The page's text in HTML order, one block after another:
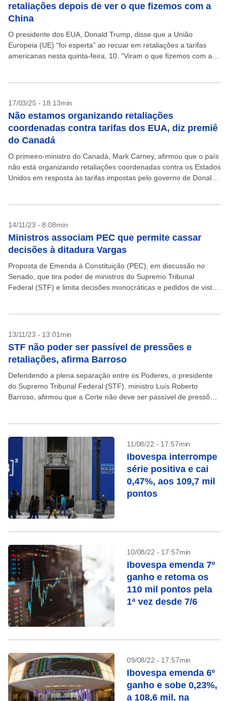
retaliações depois de ver o que fizemos com a
China
O presidente dos EUA, Donald Trump, disse que a União
Europeia (UE) “foi esperta” ao recuar em retaliações a tarifas
americanas nesta quinta-feira, 10. “Viram o que fizemos com a
17/03/25 - 18:13min
Não estamos organizando retaliações
coordenadas contra tarifas dos EUA, diz premiê
do Canadá
O primeiro-ministro do Canadá, Mark Carney, afirmou que o país
não está organizando retaliações coordenadas contra os Estados
Unidos em resposta às tarifas impostas pelo governo de Donald
14/11/23 - 8:08min
Ministros associam PEC que permite cassar
decisões à ditadura Vargas
Proposta de Emenda à Constituição (PEC), em discussão no
Senado, que tira poder de ministros do Supremo Tribunal
Federal (STF) e limita decisões monocráticas e pedidos de vista
13/11/23 - 13:01min
STF não poder ser passível de pressões e
retaliações, afirma Barroso
Defendendo a plena separação entre os Poderes, o presidente
do Supremo Tribunal Federal (STF), ministro Luís Roberto
Barroso, afirmou que a Corte não deve ser passível de pressões
11/08/22 - 17:57min
Ibovespa interrompe
série positiva e cai
0,47%, aos 109,7 mil
pontos
10/08/22 - 17:57min
Ibovespa emenda 7º
ganho e retoma os
110 mil pontos pela
1ª vez desde 7/6
09/08/22 - 17:57min
Ibovespa emenda 6º
ganho e sobe 0,23%,
a 108,6 mil, na